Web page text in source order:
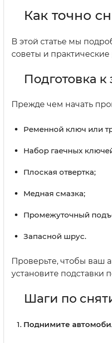
Как точно
В этой статье мы
советы и
Подготовка
Прежде чем начать
Ременной ключ или
Набор гаечных
Плоская отвертка;
Медная смазка;
Промежуточный
Запасной шрус.
Проверьте, чтобы ваш
установите подставки
Шаги по
Поднимите